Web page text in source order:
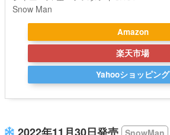
Snow Man
Amazon
楽天市場
Yahooショッピング